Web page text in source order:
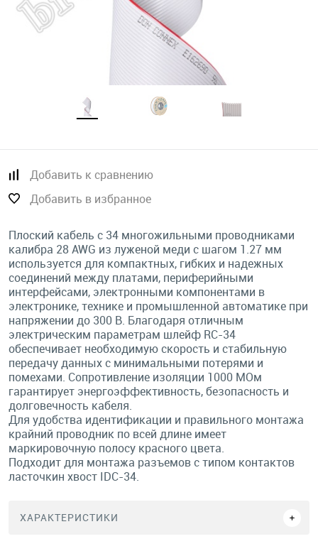
Добавить к сравнению
Добавить в избранное
Плоский кабель с 34 многожильными проводниками
калибра 28 AWG из луженой меди с шагом 1.27 мм
используется для компактных, гибких и надежных
соединений между платами, периферийными
интерфейсами, электронными компонентами в
электронике, технике и промышленной автоматике при
напряжении до 300 В. Благодаря отличным
электрическим параметрам шлейф RC-34
обеспечивает необходимую скорость и стабильную
передачу данных с минимальными потерями и
помехами. Сопротивление изоляции 1000 МОм
гарантирует энергоэффективность, безопасность и
долговечность кабеля.
Для удобства идентификации и правильного монтажа
крайний проводник по всей длине имеет
маркировочную полосу красного цвета.
Подходит для монтажа разъемов с типом контактов
ласточкин хвост IDC-34.
ХАРАКТЕРИСТИКИ